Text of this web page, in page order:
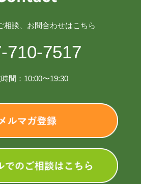
相談、お問合わせはこちら
710-7517
間：10:00〜19:30